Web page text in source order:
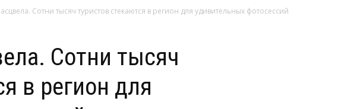
Сотни тысяч туристов стекаются в регион для удивительных фотосессий
Сотни тысяч
в регион для